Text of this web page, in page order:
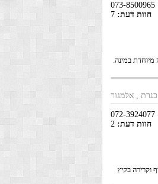
073-8500965
חוות דעת: 7
במינה.
כנרת , אלמגור
072-3924077
חוות דעת: 2
וקרירה בקיץ